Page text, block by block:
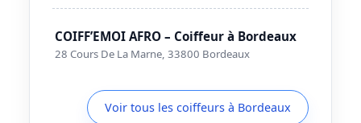
COIFF’EMOI AFRO – Coiffeur à Bordeaux
28 Cours De La Marne, 33800 Bordeaux
Voir tous les coiffeurs à Bordeaux